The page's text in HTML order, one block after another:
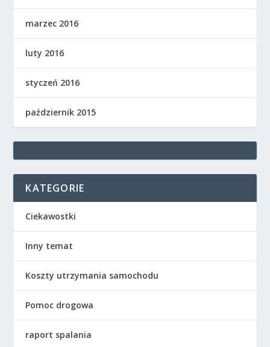
marzec 2016
luty 2016
styczeń 2016
październik 2015
KATEGORIE
Ciekawostki
Inny temat
Koszty utrzymania samochodu
Pomoc drogowa
raport spalania